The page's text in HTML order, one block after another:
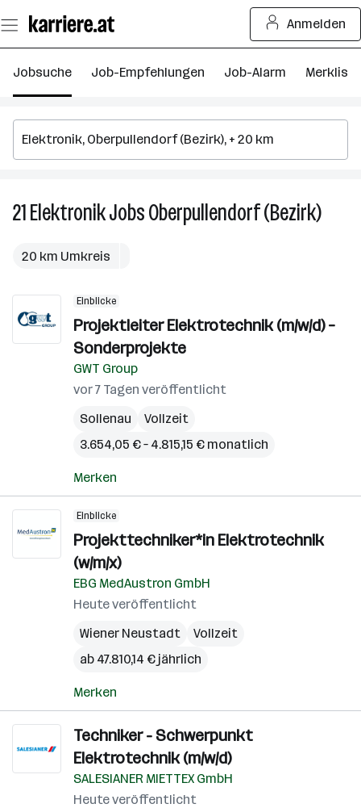
Seiteninhalt
springen
Anmelden
Jobsuche Job-Empfehlungen Job-Alarm Merkliste
21ElektronikJobsOberpullendorf (Bezirk)21
20 km Umkreis
Einblicke
Projektleiter Elektrotechnik (m/w/d) –
Sonderprojekte
GWT Group
vor 7 Tagen veröffentlicht
Sollenau
Vollzeit
3.654,05 € – 4.815,15 € monatlich
Merken
Einblicke
Projekttechniker*in Elektrotechnik
(w/m/x)
EBG MedAustron GmbH
Heute veröffentlicht
Wiener Neustadt
Vollzeit
ab 47.810,14 € jährlich
Merken
Techniker - Schwerpunkt
Elektrotechnik (m/w/d)
SALESIANER MIETTEX GmbH
Heute veröffentlicht